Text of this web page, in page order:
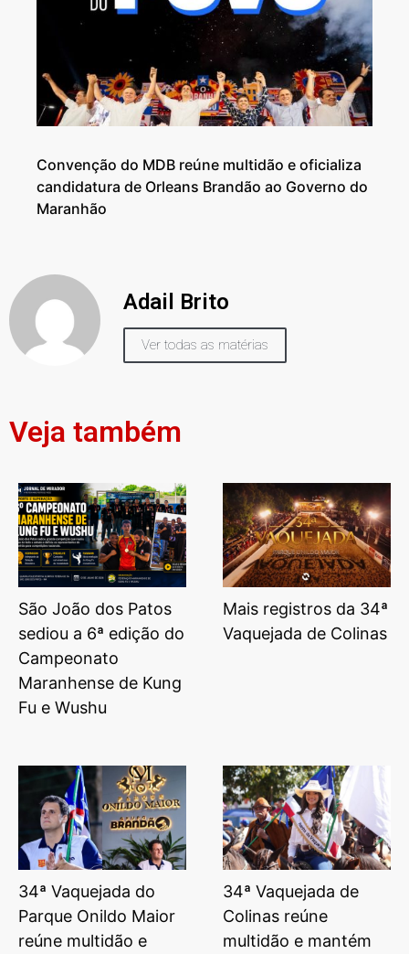
Convenção do MDB reúne multidão e oficializa
candidatura de Orleans Brandão ao Governo do
Maranhão
Adail Brito
Ver todas as matérias
Veja também
São João dos Patos
sediou a 6ª edição do
Campeonato
Maranhense de Kung
Fu e Wushu
Mais registros da 34ª
Vaquejada de Colinas
34ª Vaquejada do
Parque Onildo Maior
reúne multidão e
34ª Vaquejada de
Colinas reúne
multidão e mantém